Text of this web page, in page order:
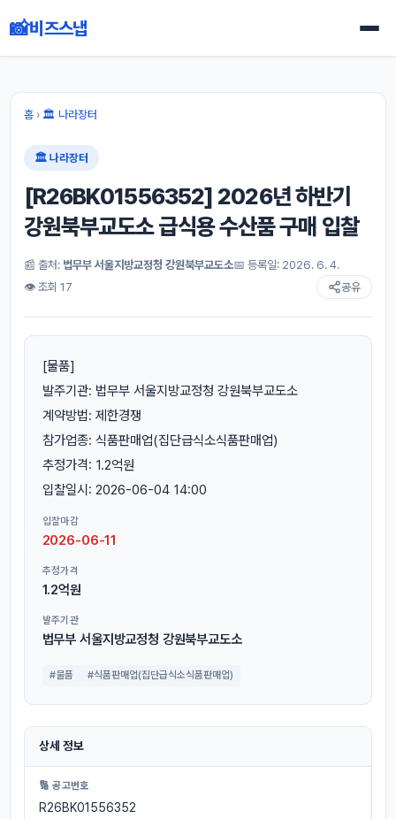
📸비즈스냅
홈› 🏛 나라장터
🏛 나라장터
[R26BK01556352] 2026년 하반기
강원북부교도소 급식용 수산품 구매 입찰
📰 출처: 법무부 서울지방교정청 강원북부교도소📅 등록일: 2026. 6. 4.
👁 조회 17
공유
[물품]
발주기관: 법무부 서울지방교정청 강원북부교도소
계약방법: 제한경쟁
참가업종: 식품판매업(집단급식소식품판매업)
추정가격: 1.2억원
입찰일시: 2026-06-04 14:00
입찰마감
2026-06-11
추정가격
1.2억원
발주기관
법무부 서울지방교정청 강원북부교도소
#물품 #식품판매업(집단급식소식품판매업)
상세 정보
🔢 공고번호
R26BK01556352